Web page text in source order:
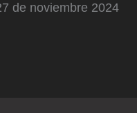
de noviembre 2024